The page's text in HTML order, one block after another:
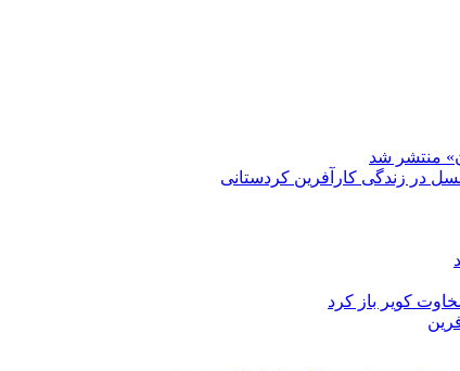
منتشر شد
در زندگی کارآفرین کردستانی
کویر باز کرد